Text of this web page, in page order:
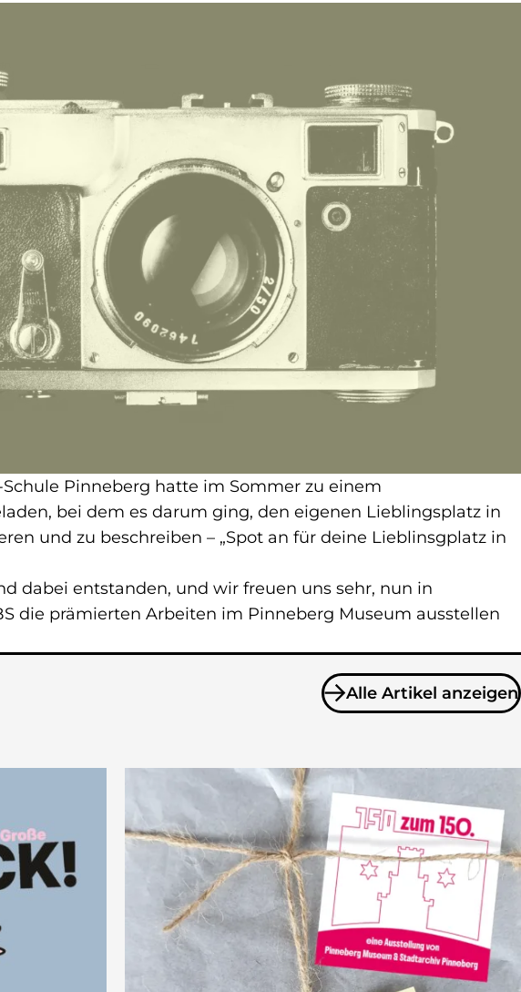
Pinneberg hatte im Sommer zu einem
bei dem es darum ging, den eigenen Lieblingsplatz in
und zu beschreiben – „Spot an für deine Lieblinsgplatz in
dabei entstanden, und wir freuen uns sehr, nun in
die prämierten Arbeiten im Pinneberg Museum ausstellen
Alle Artikel anzeigen
zu Posts